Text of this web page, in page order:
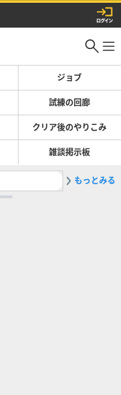
ジョブ
試練の回廊
クリア後のやりこみ
雑談掲示板
2最強装
もっとみる